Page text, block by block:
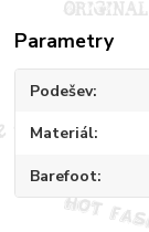
Parametry
Podešev
Materiál
Barefoot